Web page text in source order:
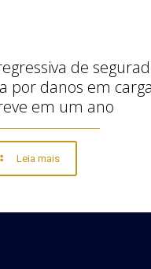
de
por danos em
em um ano
Leia mais